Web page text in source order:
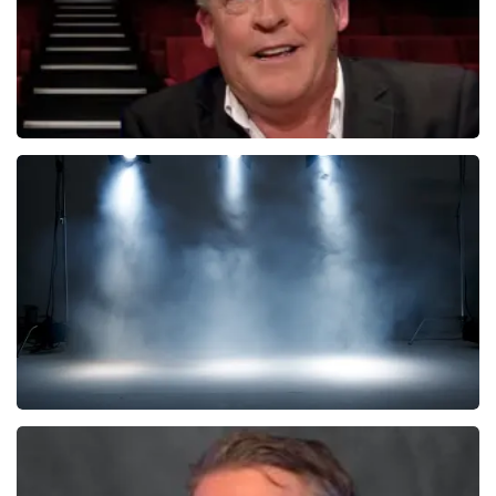
Bert Visscher
1655+ reviews
BEKIJKEN
reviews